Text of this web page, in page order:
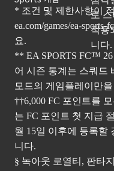
* 조건 및 제한사항이
ea.com/games/ea-sports-
요.
** EA SPORTS FC™
어 시즌 통계는 스쿼드
모드의 게임플레이만
††6,000 FC 포인트를
는 FC 포인트 첫 지급
월 15일 이후에 등록할
니다.
§ 녹아웃 로열티, 판타